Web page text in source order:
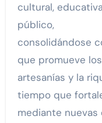
cultural,
público,
consolidándose
que promueve
artesanías y la
tiempo que
mediante